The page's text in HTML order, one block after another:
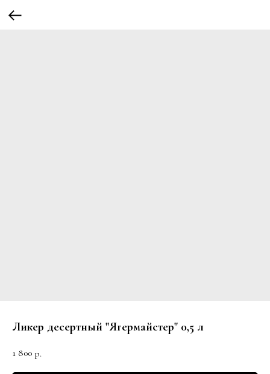
Ликер десертный "Ягермайстер" 0,5 л
1 800 р.